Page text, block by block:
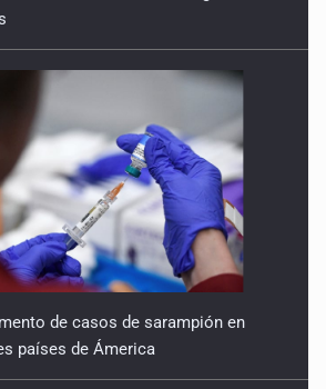
de casos de sarampión en
países de Ámerica